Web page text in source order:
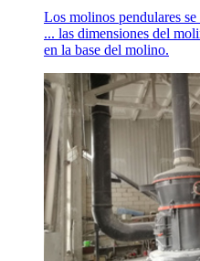
Los molinos pendulares
... las dimensiones del
en la base del molino.